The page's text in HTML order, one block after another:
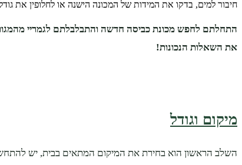
חיבור למים, בדקו את המידות של המכונה הישנה או לחלופין את
התחלתם לחפש מכונת כביסה חדשה והתבלבלתם לגמריי
את השאלות הנכונות!
מיקום וגודל
השלב הראשון הוא בחירת את המיקום המתאים בבית, יש